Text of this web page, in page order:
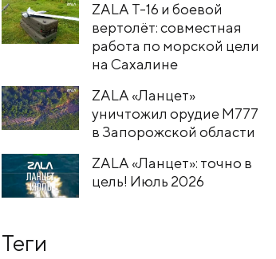
ZALA T-16 и боевой
вертолёт: совместная
работа по морской цели
на Сахалине
ZALA «Ланцет»
уничтожил орудие M777
в Запорожской области
ZALA «Ланцет»: точно в
цель! Июль 2026
Теги